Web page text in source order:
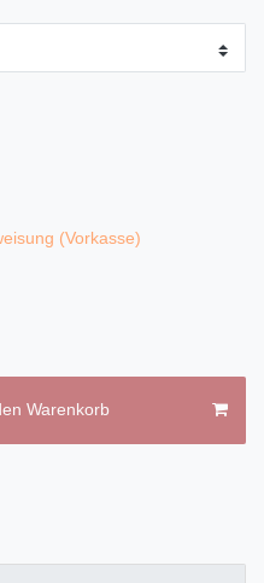
(Vorkasse)
Warenkorb